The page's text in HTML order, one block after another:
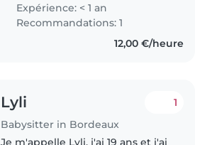
Expérience: < 1 an
Recommandations: 1
12,00 €/heure
Lyli
Babysitter in Bordeaux
1
Je m'appelle Lyli, j'ai 19 ans et j'ai